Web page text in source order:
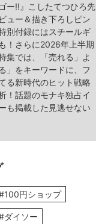
ー!!』こしたてつひろ先
ュー＆描き下ろしピン
別付録にはスチールギ
！さらに2026年上半期
集では、「売れる」よ
」をキーワードに、フ
る新時代のヒット戦略
！話題のモナキ独占イ
も掲載した見逃せない
円ショップ
ダイソー